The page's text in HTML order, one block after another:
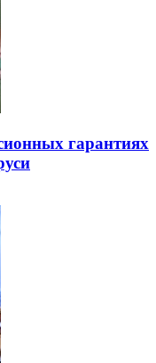
гарантиях